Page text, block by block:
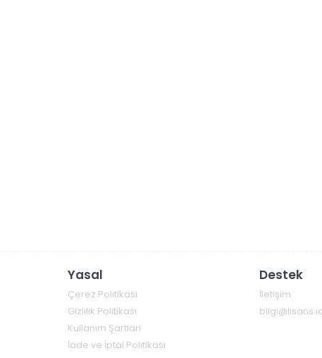
Yasal
Çerez Politikası
Gizlilik Politikası
Kullanım Şartları
İade ve İptal Politikası
Destek
İletişim